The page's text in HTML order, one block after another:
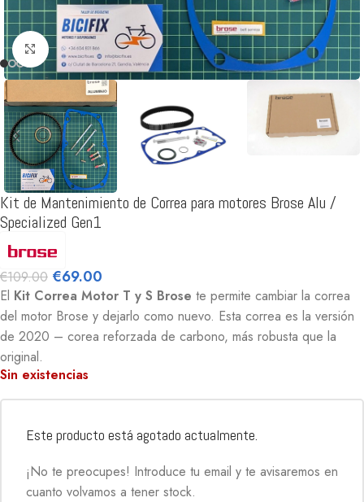
Clic para ampliar
Kit de Mantenimiento de Correa para motores Brose Alu /
Specialized Gen1
€109.00 €69.00
El Kit Correa Motor T y S Brose te permite cambiar la correa
del motor Brose y dejarlo como nuevo. Esta correa es la versión
de 2020 – corea reforzada de carbono, más robusta que la
original.
Sin existencias
Este producto está agotado actualmente.
¡No te preocupes! Introduce tu email y te avisaremos en
cuanto volvamos a tener stock.